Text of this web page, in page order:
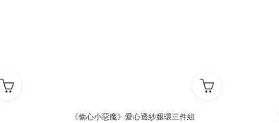
《偷心小惡魔》愛心透紗腿環三件組